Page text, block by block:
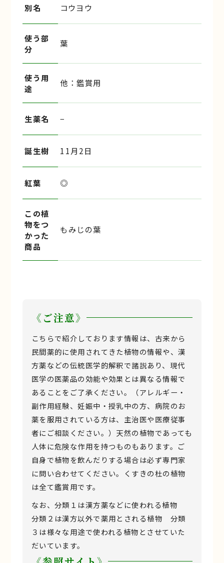
別名 コウヨウ
使う部
分
葉
使う用
途
他：鑑賞用
生薬名 −
誕生樹 11月2日
紅葉 ◎
この植
物をつ
かった
商品
もみじの葉
《ご注意》
こちらで紹介しております情報は、古来から
民間薬的に使用されてきた植物の情報や、漢
方薬などの伝統医学的解釈で諸説あり、現代
医学の医薬品の効能や効果とは異なる情報で
あることをご了承ください。（アレルギー・
副作用経験、妊娠中・授乳中の方、病院のお
薬を服用されている方は、主治医や医療従事
者にご相談ください。）天然の植物であっても
人体に危険な作用を持つものもあります。ご
自身で植物を飲んだりする場合は必ず専門家
に問い合わせてください。くすきの杜の植物
は全て鑑賞用です。
なお、分類１は漢方薬などに使われる植物
分類２は漢方以外で薬用とされる植物 分類
３は様々な用途で使われる植物とさせていた
だいています。